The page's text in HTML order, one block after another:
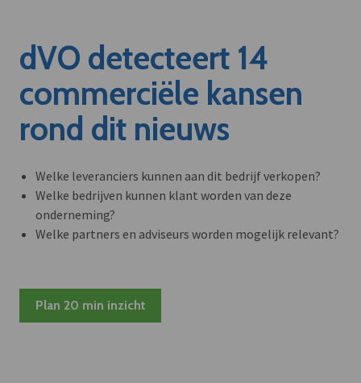
dVO detecteert 14
commerciële kansen
rond dit nieuws
Welke leveranciers kunnen aan dit bedrijf verkopen?
Welke bedrijven kunnen klant worden van deze
onderneming?
Welke partners en adviseurs worden mogelijk relevant?
Plan 20 min inzicht